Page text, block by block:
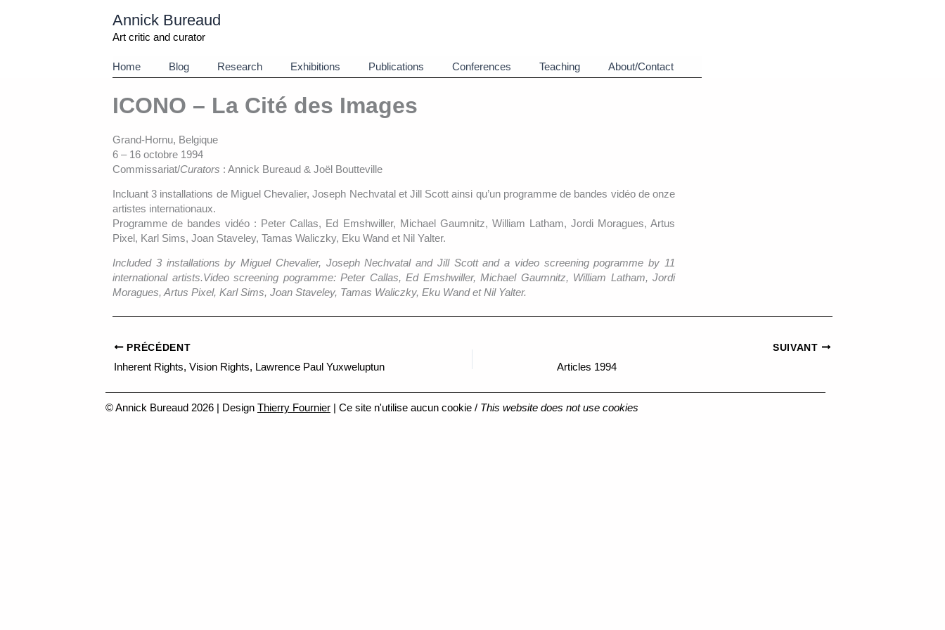
Annick Bureaud
Art critic and curator
Home Blog Research Exhibitions Publications Conferences Teaching About/Contact
ICONO – La Cité des Images
Grand-Hornu, Belgique
6 – 16 octobre 1994
Commissariat/Curators : Annick Bureaud & Joël Boutteville
Incluant 3 installations de Miguel Chevalier, Joseph Nechvatal et Jill Scott ainsi qu’un programme de bandes vidéo de onze
artistes internationaux.
Programme de bandes vidéo : Peter Callas, Ed Emshwiller, Michael Gaumnitz, William Latham, Jordi Moragues, Artus
Pixel, Karl Sims, Joan Staveley, Tamas Waliczky, Eku Wand et Nil Yalter.
Included 3 installations by Miguel Chevalier, Joseph Nechvatal and Jill Scott and a video screening pogramme by 11
international artists.Video screening pogramme: Peter Callas, Ed Emshwiller, Michael Gaumnitz, William Latham, Jordi
Moragues, Artus Pixel, Karl Sims, Joan Staveley, Tamas Waliczky, Eku Wand et Nil Yalter.
PRÉCÉDENT
Inherent Rights, Vision Rights, Lawrence Paul Yuxweluptun
SUIVANT
Articles 1994
© Annick Bureaud 2026 | Design Thierry Fournier | Ce site n'utilise aucun cookie / This website does not use cookies